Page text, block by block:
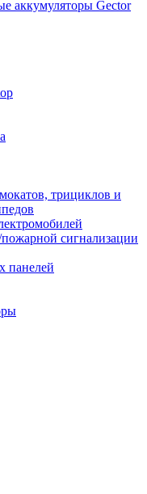
аккумуляторы Gector
трициклов и
сигнализации
панелей